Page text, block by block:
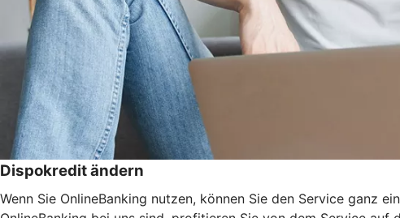
Dispokredit ändern
Wenn Sie OnlineBanking nutzen, können Sie den Service ganz